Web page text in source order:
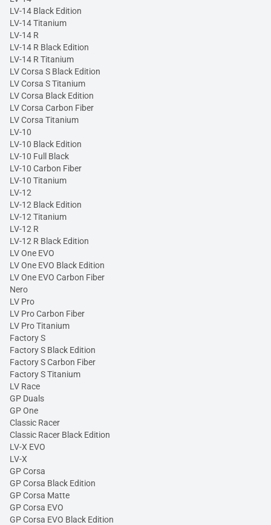
LV-14 Black Edition
LV-14 Titanium
LV-14 R
LV-14 R Black Edition
LV-14 R Titanium
LV Corsa S Black Edition
LV Corsa S Titanium
LV Corsa Black Edition
LV Corsa Carbon Fiber
LV Corsa Titanium
LV-10
LV-10 Black Edition
LV-10 Full Black
LV-10 Carbon Fiber
LV-10 Titanium
LV-12
LV-12 Black Edition
LV-12 Titanium
LV-12 R
LV-12 R Black Edition
LV One EVO
LV One EVO Black Edition
LV One EVO Carbon Fiber
Nero
LV Pro
LV Pro Carbon Fiber
LV Pro Titanium
Factory S
Factory S Black Edition
Factory S Carbon Fiber
Factory S Titanium
LV Race
GP Duals
GP One
Classic Racer
Classic Racer Black Edition
LV-X EVO
LV-X
GP Corsa
GP Corsa Black Edition
GP Corsa Matte
GP Corsa EVO
GP Corsa EVO Black Edition